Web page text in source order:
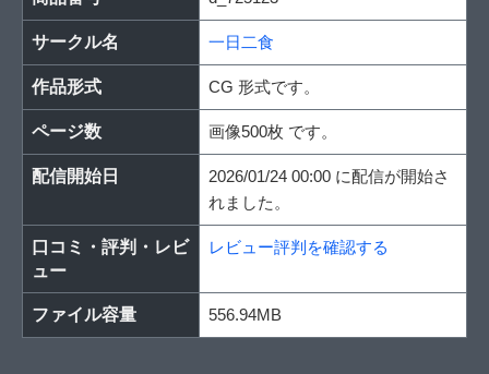
サークル名 一日二食
作品形式 CG 形式です。
ページ数 画像500枚 です。
配信開始日
2026/01/24 00:00 に配信が開始さ
れました。
口コミ・評判・レビ
ュー
レビュー評判を確認する
ファイル容量 556.94MB